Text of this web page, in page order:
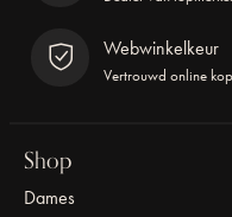
Webwinkelkeur
Vertrouwd online
Shop
Dames